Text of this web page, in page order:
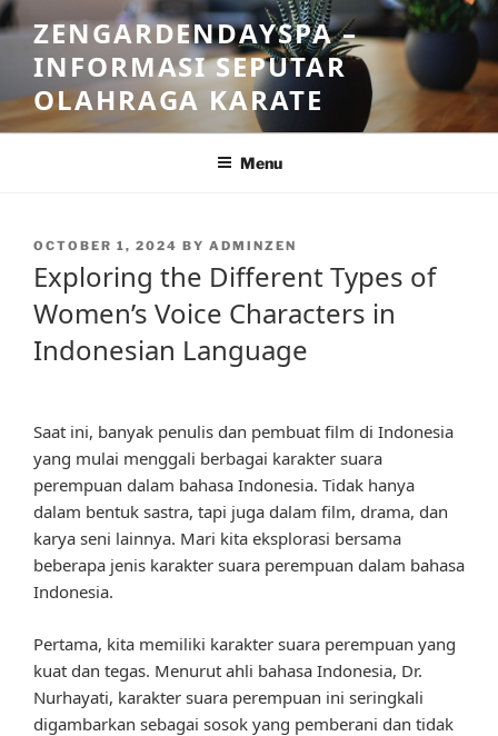
Skip
to
content
ZENGARDENDAYSPA –
INFORMASI SEPUTAR
OLAHRAGA KARATE
Menu
POSTED
OCTOBER 1, 2024 BY ADMINZEN
Exploring the Different Types of
Women’s Voice Characters in
Indonesian Language
Saat ini, banyak penulis dan pembuat film di Indonesia
yang mulai menggali berbagai karakter suara
perempuan dalam bahasa Indonesia. Tidak hanya
dalam bentuk sastra, tapi juga dalam film, drama, dan
karya seni lainnya. Mari kita eksplorasi bersama
beberapa jenis karakter suara perempuan dalam bahasa
Indonesia.
Pertama, kita memiliki karakter suara perempuan yang
kuat dan tegas. Menurut ahli bahasa Indonesia, Dr.
Nurhayati, karakter suara perempuan ini seringkali
digambarkan sebagai sosok yang pemberani dan tidak